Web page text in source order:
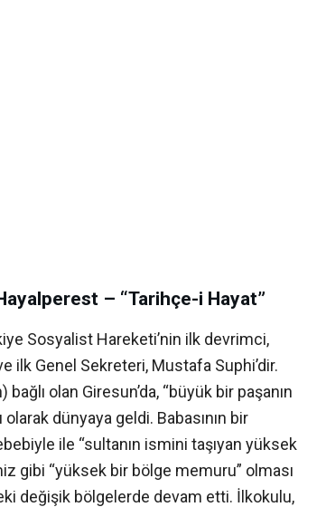
– “Tarihçe-i Hayat”
Sosyalist Hareketi’nin ilk devrimci,
ilk Genel Sekreteri, Mustafa Suphi’dir.
olan Giresun’da, “büyük bir paşanın
dünyaya geldi. Babasının bir
ile “sultanın ismini taşıyan yüksek
gibi “yüksek bir bölge memuru” olması
değişik bölgelerde devam etti. İlkokulu,